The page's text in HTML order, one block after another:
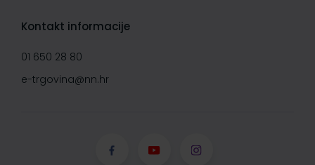
Kontakt informacije
01 650 28 80
e-trgovina@nn.hr